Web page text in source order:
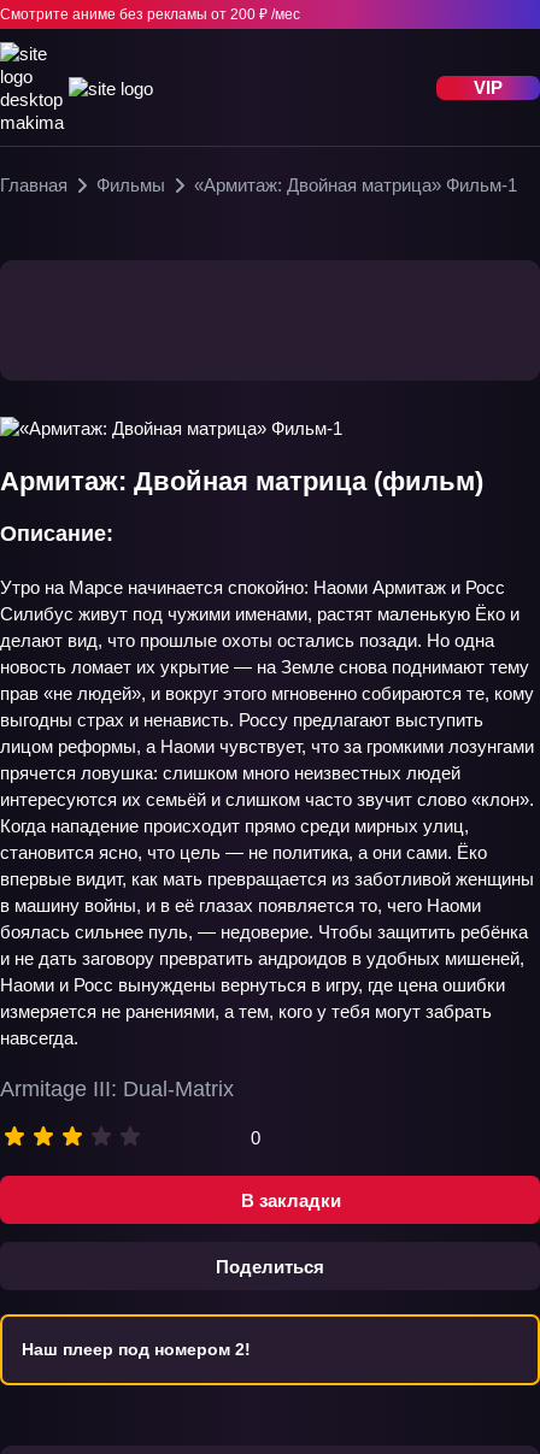
Смотрите аниме без рекламы от 200 ₽ /мес
VIP
Главная Фильмы «Армитаж: Двойная матрица» Фильм-1
В закладки
Поделиться
Армитаж: Двойная матрица (фильм)
Armitage III: Dual-Matrix
0
Описание:
Утро на Марсе начинается спокойно: Наоми Армитаж и Росс
Силибус живут под чужими именами, растят маленькую Ёко и
делают вид, что прошлые охоты остались позади. Но одна
новость ломает их укрытие — на Земле снова поднимают тему
прав «не людей», и вокруг этого мгновенно собираются те, кому
выгодны страх и ненависть. Россу предлагают выступить
лицом реформы, а Наоми чувствует, что за громкими лозунгами
прячется ловушка: слишком много неизвестных людей
интересуются их семьёй и слишком часто звучит слово «клон».
Когда нападение происходит прямо среди мирных улиц,
становится ясно, что цель — не политика, а они сами. Ёко
впервые видит, как мать превращается из заботливой женщины
в машину войны, и в её глазах появляется то, чего Наоми
боялась сильнее пуль, — недоверие. Чтобы защитить ребёнка
и не дать заговору превратить андроидов в удобных мишеней,
Наоми и Росс вынуждены вернуться в игру, где цена ошибки
измеряется не ранениями, а тем, кого у тебя могут забрать
навсегда.
Наш плеер под номером 2!